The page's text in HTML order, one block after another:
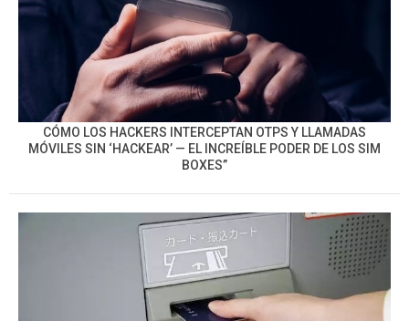
CÓMO LOS HACKERS INTERCEPTAN OTPS Y LLAMADAS
MÓVILES SIN ‘HACKEAR’ — EL INCREÍBLE PODER DE LOS SIM
BOXES”